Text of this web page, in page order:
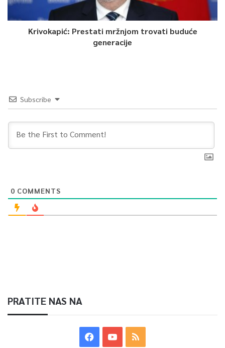
Krivokapić: Prestati mržnjom trovati buduće
generacije
Subscribe
0 COMMENTS
PRATITE NAS NA